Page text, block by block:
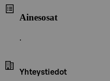
Ainesosat
.
Yhteystiedot